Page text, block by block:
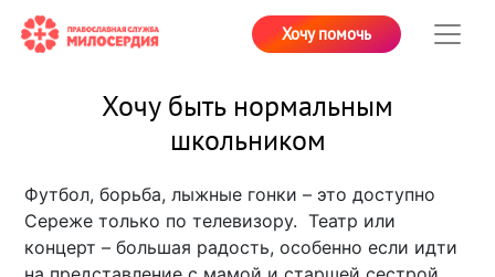
Хочу помочь
Хочу быть нормальным
школьником
Футбол, борьба, лыжные гонки – это доступно
Сереже только по телевизору. Театр или
концерт – большая радость, особенно если идти